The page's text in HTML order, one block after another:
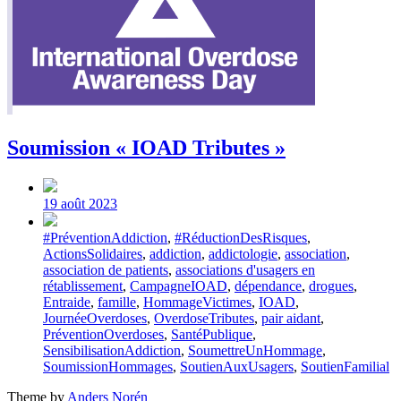
Soumission « IOAD Tributes »
Post
date
19 août 2023
Tagged
with
#PréventionAddiction, #RéductionDesRisques,
ActionsSolidaires, addiction, addictologie, association,
association de patients, associations d'usagers en
rétablissement, CampagneIOAD, dépendance, drogues,
Entraide, famille, HommageVictimes, IOAD,
JournéeOverdoses, OverdoseTributes, pair aidant,
PréventionOverdoses, SantéPublique,
SensibilisationAddiction, SoumettreUnHommage,
SoumissionHommages, SoutienAuxUsagers, SoutienFamilial
Theme by Anders Norén